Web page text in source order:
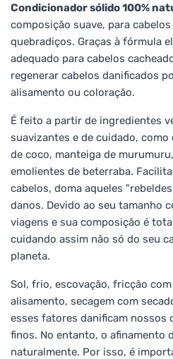
Condicionador sólido 100%
composição suave, para
quebradiços. Graças à fórmula
adequado para cabelos
regenerar cabelos danificados
alisamento ou coloração.
É feito a partir de ingredientes
suavizantes e de cuidado,
de coco, manteiga de
emolientes de beterraba.
cabelos, doma aqueles
danos. Devido ao seu tamanho
viagens e sua composição é
cuidando assim não só do seu
planeta.
Sol, frio, escovação, fricção
alisamento, secagem com
esses fatores danificam nossos
finos. No entanto, o afinamento
naturalmente. Por isso, é